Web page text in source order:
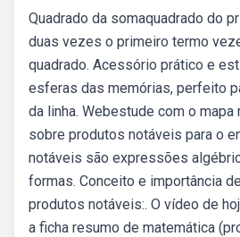
Quadrado da somaquadrado do
duas vezes o primeiro termo
quadrado. Acessório prático e
esferas das memórias, perfeito
da linha. Webestude com o
sobre produtos notáveis para o
notáveis são expressões
formas. Conceito e importância
produtos notáveis:. O vídeo de
a ficha resumo de matemática